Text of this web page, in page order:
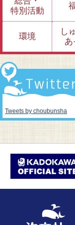
特別活動
環境
し
あ
Tweets by choubunsha